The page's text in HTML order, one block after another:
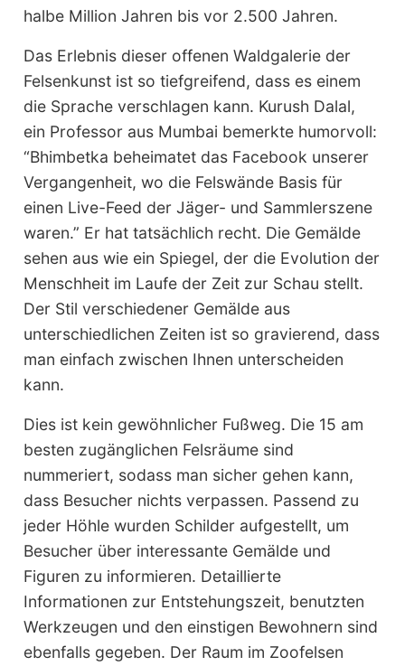
halbe Million Jahren bis vor 2.500 Jahren.
Das Erlebnis dieser offenen Waldgalerie der
Felsenkunst ist so tiefgreifend, dass es einem
die Sprache verschlagen kann. Kurush Dalal,
ein Professor aus Mumbai bemerkte humorvoll:
“Bhimbetka beheimatet das Facebook unserer
Vergangenheit, wo die Felswände Basis für
einen Live-Feed der Jäger- und Sammlerszene
waren.” Er hat tatsächlich recht. Die Gemälde
sehen aus wie ein Spiegel, der die Evolution der
Menschheit im Laufe der Zeit zur Schau stellt.
Der Stil verschiedener Gemälde aus
unterschiedlichen Zeiten ist so gravierend, dass
man einfach zwischen Ihnen unterscheiden
kann.
Dies ist kein gewöhnlicher Fußweg. Die 15 am
besten zugänglichen Felsräume sind
nummeriert, sodass man sicher gehen kann,
dass Besucher nichts verpassen. Passend zu
jeder Höhle wurden Schilder aufgestellt, um
Besucher über interessante Gemälde und
Figuren zu informieren. Detaillierte
Informationen zur Entstehungszeit, benutzten
Werkzeugen und den einstigen Bewohnern sind
ebenfalls gegeben. Der Raum im Zoofelsen